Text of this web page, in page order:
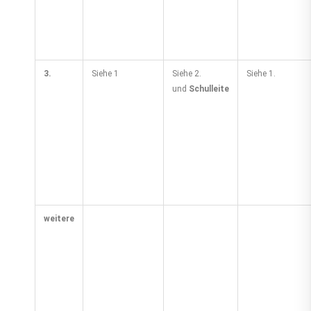
3. Siehe 1
Siehe 2.
und Schulleite
Siehe 1.
weitere